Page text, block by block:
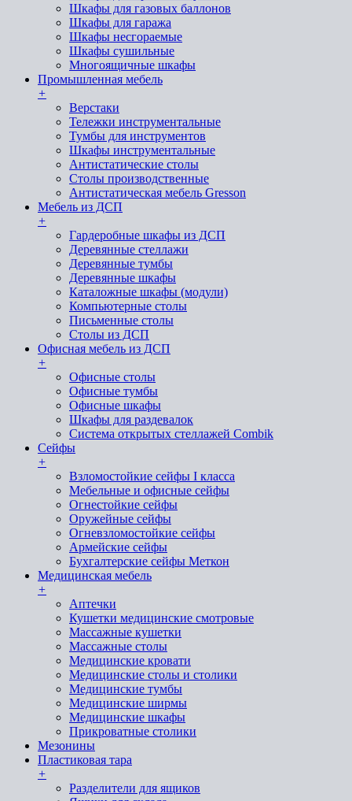
Шкафы для газовых баллонов
Шкафы для гаража
Шкафы несгораемые
Шкафы сушильные
Многоящичные шкафы
Промышленная мебель
+
Верстаки
Тележки инструментальные
Тумбы для инструментов
Шкафы инструментальные
Антистатические столы
Столы производственные
Антистатическая мебель Gresson
Мебель из ДСП
+
Гардеробные шкафы из ДСП
Деревянные стеллажи
Деревянные тумбы
Деревянные шкафы
Каталожные шкафы (модули)
Компьютерные столы
Письменные столы
Столы из ДСП
Офисная мебель из ДСП
+
Офисные столы
Офисные тумбы
Офисные шкафы
Шкафы для раздевалок
Система открытых стеллажей Combik
Сейфы
+
Взломостойкие сейфы I класса
Мебельные и офисные сейфы
Огнестойкие сейфы
Оружейные сейфы
Огневзломостойкие сейфы
Армейские сейфы
Бухгалтерские сейфы Меткон
Медицинская мебель
+
Аптечки
Кушетки медицинские смотровые
Массажные кушетки
Массажные столы
Медицинские кровати
Медицинские столы и столики
Медицинские тумбы
Медицинские ширмы
Медицинские шкафы
Прикроватные столики
Мезонины
Пластиковая тара
+
Разделители для ящиков